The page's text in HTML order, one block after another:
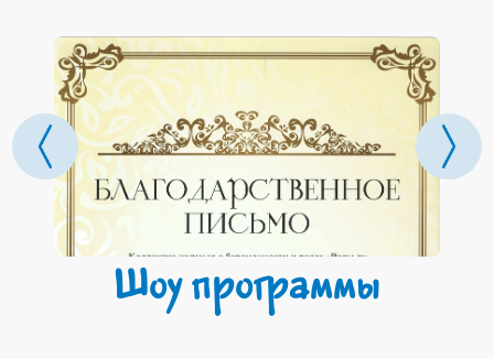
Шоу программы